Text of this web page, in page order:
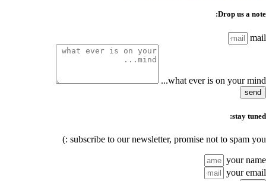
Drop us a note:
mail
what ever is on your mind...
send
stay tuned:
subscribe to our newsletter, promise not to spam you :)
your name
your email